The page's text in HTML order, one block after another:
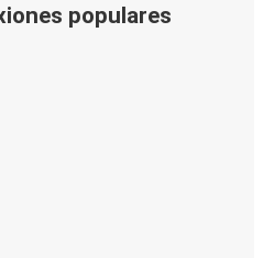
populares